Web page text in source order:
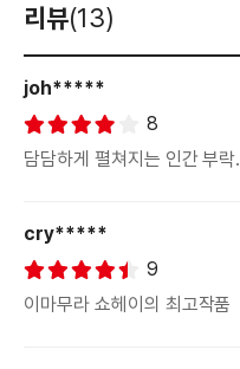
리뷰(13)
joh*****
8
담담하게 펼쳐지는 인간 부락.
cry*****
9
이마무라 쇼헤이의 최고작품